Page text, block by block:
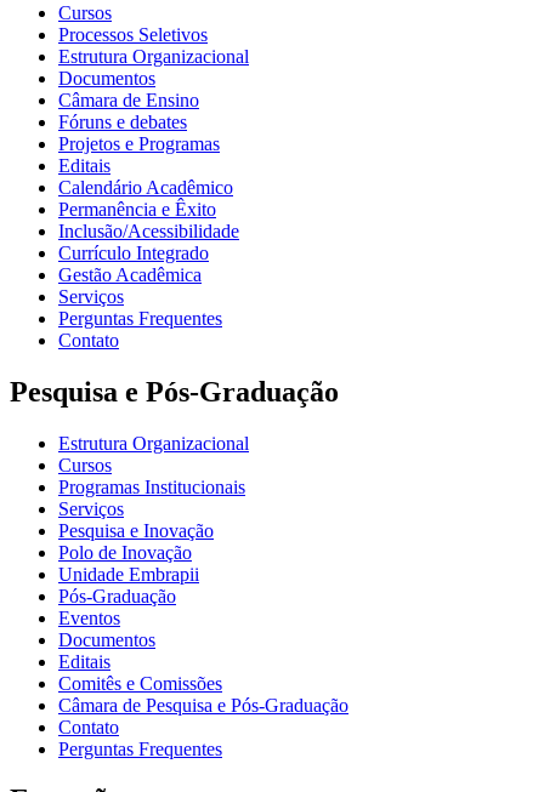
Cursos
Processos Seletivos
Estrutura Organizacional
Documentos
Câmara de Ensino
Fóruns e debates
Projetos e Programas
Editais
Calendário Acadêmico
Permanência e Êxito
Inclusão/Acessibilidade
Currículo Integrado
Gestão Acadêmica
Serviços
Perguntas Frequentes
Contato
Pesquisa e Pós-Graduação
Estrutura Organizacional
Cursos
Programas Institucionais
Serviços
Pesquisa e Inovação
Polo de Inovação
Unidade Embrapii
Pós-Graduação
Eventos
Documentos
Editais
Comitês e Comissões
Câmara de Pesquisa e Pós-Graduação
Contato
Perguntas Frequentes